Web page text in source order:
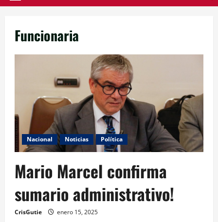
Funcionaria
Nacional Noticias Política
Mario Marcel confirma
sumario administrativo!
CrisGutie enero 15, 2025